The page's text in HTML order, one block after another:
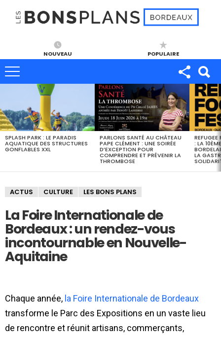
NOUVEAU POPULAIRE
SPLASH PARK : LE PARADIS
AQUATIQUE DES STRUCTURES
GONFLABLES XXL
PARLONS SANTÉ AU CHÂTEAU
PAPE CLÉMENT : UNE SOIRÉE
D’EXCEPTION POUR
COMPRENDRE ET PRÉVENIR LA
THROMBOSE
: LA
LA
ACTUS CULTURE LES BONS PLANS
La Foire Internationale de
Bordeaux : un rendez-vous
incontournable en Nouvelle-
Aquitaine
Chaque année, la Foire Internationale de Bordeaux
transforme le Parc des Expositions en un vaste lieu
de rencontre et réunit artisans, commerçants,